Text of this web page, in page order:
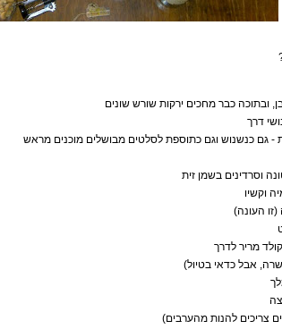
ובתוכה כבר מחכים ירקות שורש שונים
דרך
- גם כנשנוש וגם כתוספת לסלטים מבושלים מוכנים מראש
וסרדינים בשמן זית
וקשיו
(זו העונה)
מריר לדרך
אבל כדאי בטיול)
צריכים להנות מהערבים)